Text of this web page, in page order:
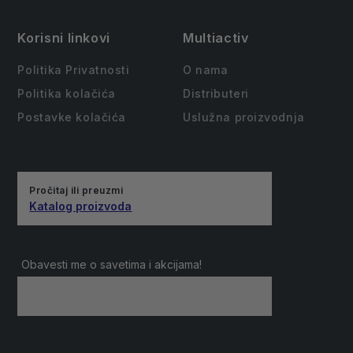
Korisni linkovi
Politika Privatnosti
Politika kolačića
Postavke kolačića
Multiactiv
O nama
Distributeri
Uslužna proizvodnja
Pročitaj ili preuzmi
Katalog proizvoda
Obavesti me o savetima i akcijama!